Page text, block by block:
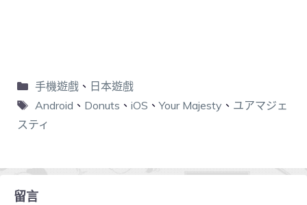
手機遊戲、 日本遊戲
Android 、 Donuts 、 iOS 、Your Majesty 、 ユアマジェ
スティ
留言